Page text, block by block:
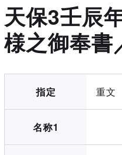
天保3壬辰
様之御奉書
指定 重文
名称1